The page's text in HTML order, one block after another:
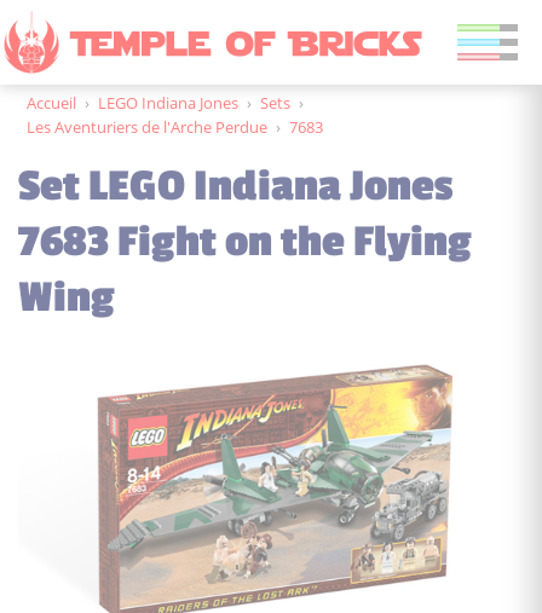
Accueil › LEGO Indiana Jones › Sets ›
Les Aventuriers de l'Arche Perdue › 7683
Set LEGO Indiana Jones
7683 Fight on the Flying
Wing